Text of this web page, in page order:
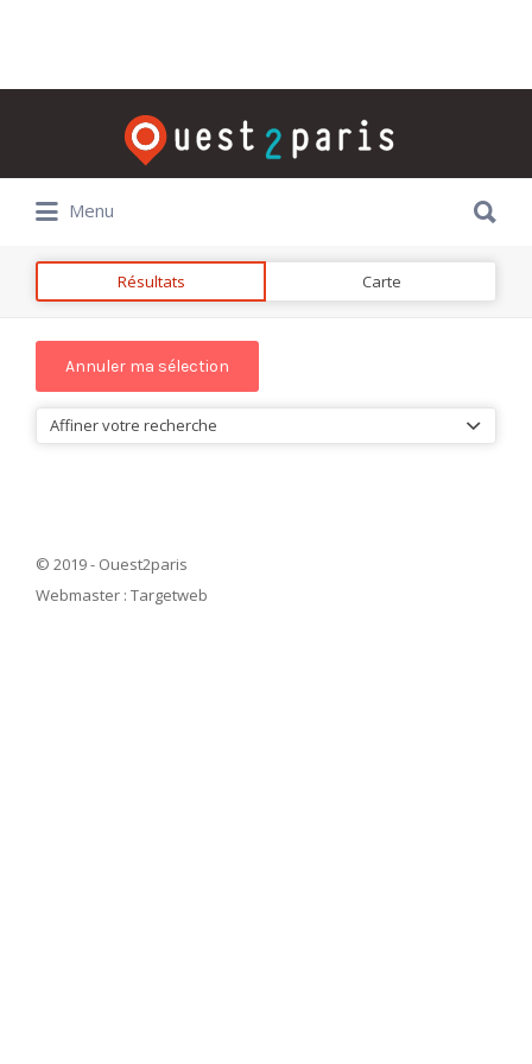
Rechercher:
Menu
Résultats Carte
Affiner votre recherche
© 2019 - Ouest2paris
Webmaster : Targetweb